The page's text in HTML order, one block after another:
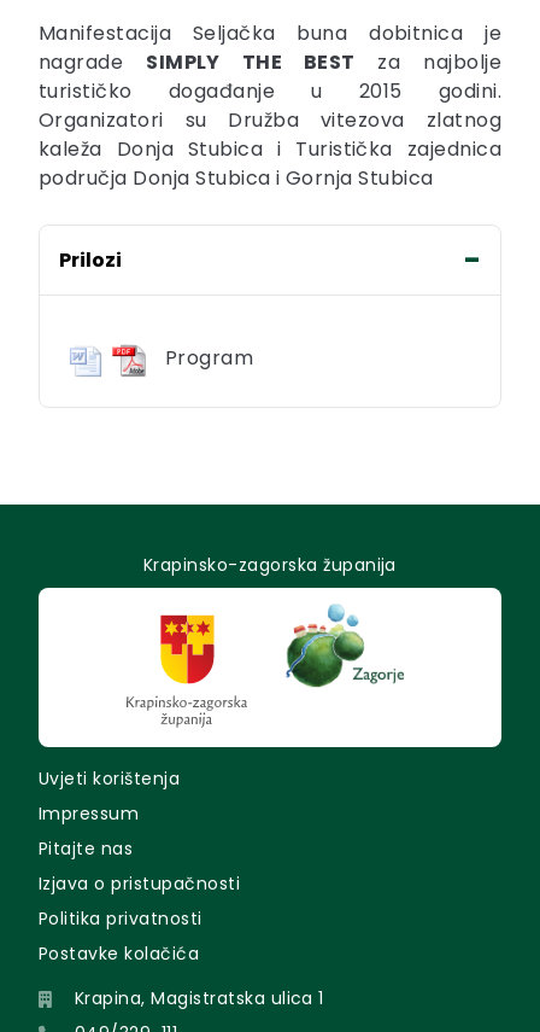
Manifestacija Seljačka buna dobitnica je
nagrade SIMPLY THE BEST za najbolje
turističko događanje u 2015 godini.
Organizatori su Družba vitezova zlatnog
kaleža Donja Stubica i Turistička zajednica
područja Donja Stubica i Gornja Stubica
Prilozi
Program
Krapinsko-zagorska županija
Uvjeti korištenja
Impressum
Pitajte nas
Izjava o pristupačnosti
Politika privatnosti
Postavke kolačića
Krapina, Magistratska ulica 1